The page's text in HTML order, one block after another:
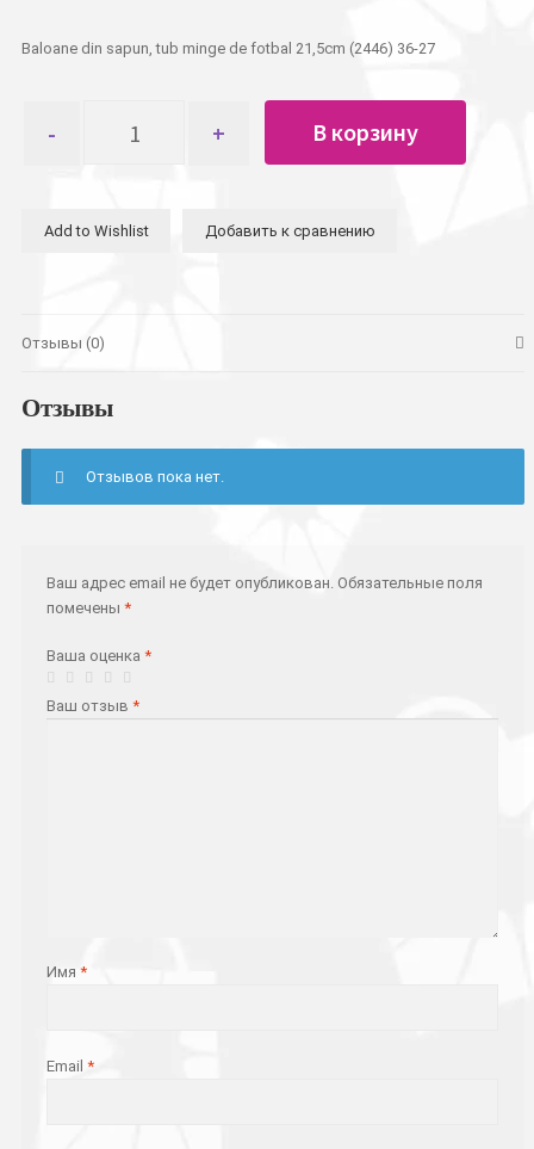
Baloane din sapun, tub minge de fotbal 21,5cm (2446) 36-27
товара
футбольный
21,5см
В корзину
Add to Wishlist Добавить к сравнению
Отзывы (0)
Отзывы
Отзывов пока нет.
Ваш адрес email не будет опубликован. Обязательные поля
помечены*
Ваша оценка*
Ваш отзыв*
Имя*
Email*